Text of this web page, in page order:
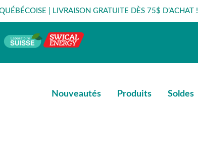
| LIVRAISON GRATUITE DÈS 75$ D’ACHAT !
Nouveautés Produits Soldes